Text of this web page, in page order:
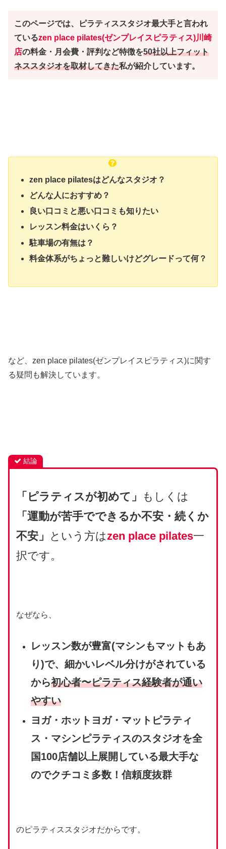
このページでは、ピラティススタジオ最大手と言われ
ているzen place pilates(ゼンプレイスピラティス)川崎
店の料金・月会費・評判など特徴を50社以上フィット
ネススタジオを取材してきた私が紹介しています。
zen place pilatesはどんなスタジオ？
どんな人におすすめ？
良い口コミと悪い口コミも知りたい
レッスン料金はいくら？
駐車場の有無は？
料金体系がちょっと難しいけどグレードって何？
など、zen place pilates(ゼンプレイスピラティス)に関す
る疑問も解決しています。
結論
「ピラティスが初めて」
もしくは
「運動が苦手でできるか不安・続くか
不安」 という方はzen place pilates一
択です。
なぜなら、
レッスン数が豊富(マシンもマットもあ
り)で、細かいレベル分けがされている
から初心者〜ピラティス経験者が通い
やすい
ヨガ・ホットヨガ・マットピラティ
ス・マシンピラティスのスタジオを全
国100店舗以上展開している最大手な
のでクチコミ多数！信頼度抜群
のピラティススタジオだからです。